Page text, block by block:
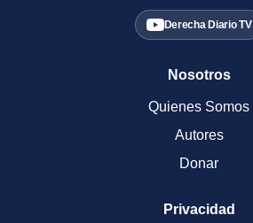
Derecha Diario TV
Nosotros
Quienes Somos
Autores
Donar
Privacidad